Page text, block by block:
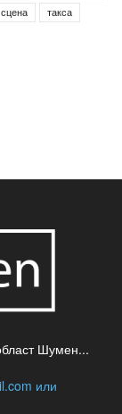
сцена такса
Шумен...
или